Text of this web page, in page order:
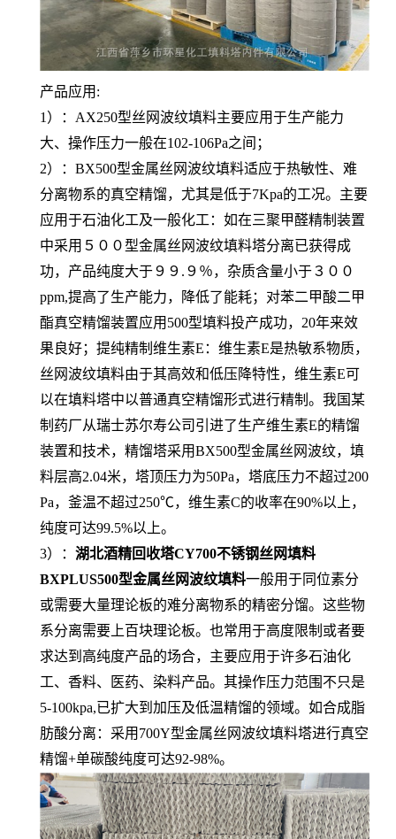
产品应用:
1）：AX250型丝网波纹填料主要应用于生产能力
大、操作压力一般在102-106Pa之间；
2）：BX500型金属丝网波纹填料适应于热敏性、难
分离物系的真空精馏，尤其是低于7Kpa的工况。主要
应用于石油化工及一般化工：如在三聚甲醛精制装置
中采用５００型金属丝网波纹填料塔分离已获得成
功，产品纯度大于９９.９％，杂质含量小于３００
ppm,提高了生产能力，降低了能耗；对苯二甲酸二甲
酯真空精馏装置应用500型填料投产成功，20年来效
果良好；提纯精制维生素E：维生素E是热敏系物质，
丝网波纹填料由于其高效和低压降特性，维生素E可
以在填料塔中以普通真空精馏形式进行精制。我国某
制药厂从瑞士苏尔寿公司引进了生产维生素E的精馏
装置和技术，精馏塔采用BX500型金属丝网波纹，填
料层高2.04米，塔顶压力为50Pa，塔底压力不超过200
Pa，釜温不超过250℃，维生素C的收率在90%以上，
纯度可达99.5%以上。
3）： 湖北酒精回收塔CY700不锈钢丝网填料
BXPLUS500型金属丝网波纹填料一般用于同位素分
或需要大量理论板的难分离物系的精密分馏。这些物
系分离需要上百块理论板。也常用于高度限制或者要
求达到高纯度产品的场合，主要应用于许多石油化
工、香料、医药、染料产品。其操作压力范围不只是
5-100kpa,已扩大到加压及低温精馏的领域。如合成脂
肪酸分离：采用700Y型金属丝网波纹填料塔进行真空
精馏+单碳酸纯度可达92-98%。